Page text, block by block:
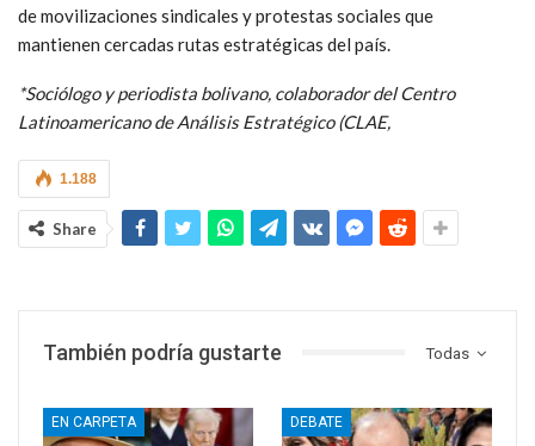
de movilizaciones sindicales y protestas sociales que
mantienen cercadas rutas estratégicas del país.
*Sociólogo y periodista bolivano, colaborador del Centro
Latinoamericano de Análisis Estratégico (CLAE,
1.188
Share
Todas
También podría gustarte
EN CARPETA DEBATE